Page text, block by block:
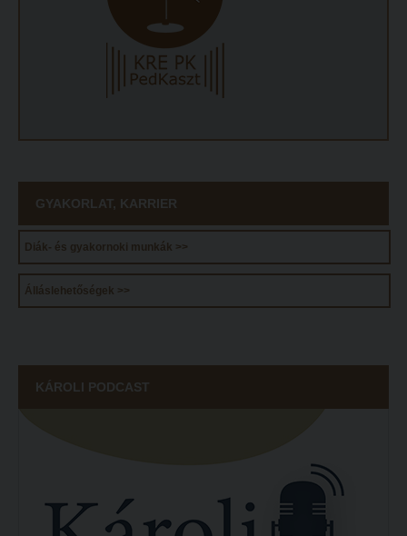
GYAKORLAT, KARRIER
Diák- és gyakornoki munkák >>
Álláslehetőségek >>
KÁROLI PODCAST